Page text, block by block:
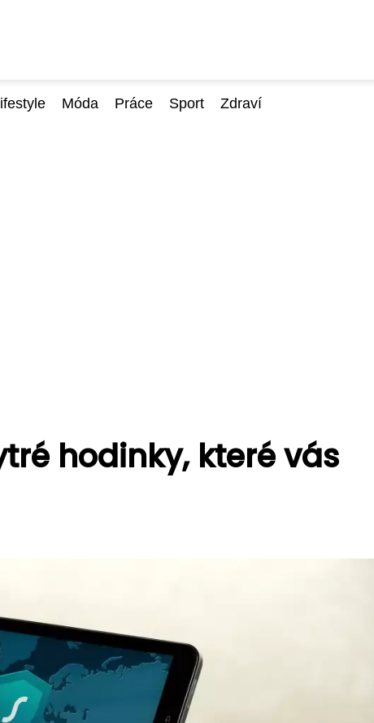
Móda Práce Sport Zdraví
hodinky, které vás